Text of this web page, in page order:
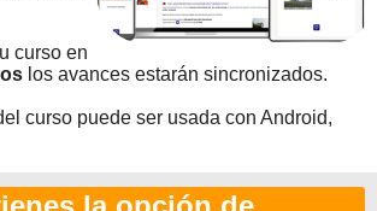
curso en
los avances estarán sincronizados.
curso puede ser usada con Android,